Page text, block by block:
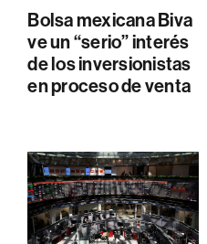
Bolsa mexicana Biva
ve un “serio” interés
de los inversionistas
en proceso de venta